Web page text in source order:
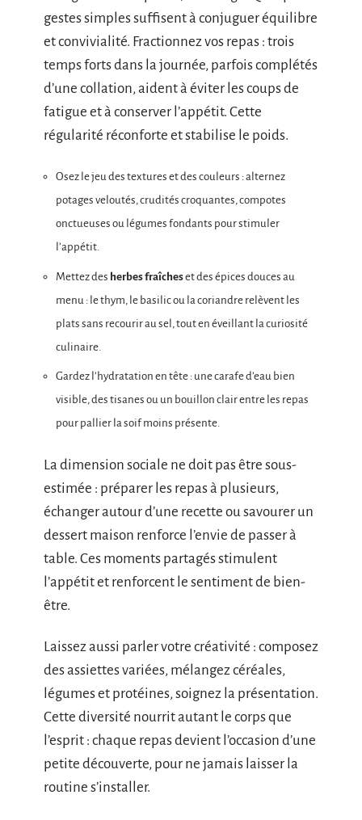
gestes simples suffisent à conjuguer équilibre
et convivialité. Fractionnez vos repas : trois
temps forts dans la journée, parfois complétés
d’une collation, aident à éviter les coups de
fatigue et à conserver l’appétit. Cette
régularité réconforte et stabilise le poids.
Osez le jeu des textures et des couleurs : alternez
potages veloutés, crudités croquantes, compotes
onctueuses ou légumes fondants pour stimuler
l’appétit.
Mettez des herbes fraîcheset des épices douces au
menu : le thym, le basilic ou la coriandre relèvent les
plats sans recourir au sel, tout en éveillant la curiosité
culinaire.
Gardez l’hydratation en tête : une carafe d’eau bien
visible, des tisanes ou un bouillon clair entre les repas
pour pallier la soif moins présente.
La dimension sociale ne doit pas être sous-
estimée : préparer les repas à plusieurs,
échanger autour d’une recette ou savourer un
dessert maison renforce l’envie de passer à
table. Ces moments partagés stimulent
l’appétit et renforcent le sentiment de bien-
être.
Laissez aussi parler votre créativité : composez
des assiettes variées, mélangez céréales,
légumes et protéines, soignez la présentation.
Cette diversité nourrit autant le corps que
l’esprit : chaque repas devient l’occasion d’une
petite découverte, pour ne jamais laisser la
routine s’installer.